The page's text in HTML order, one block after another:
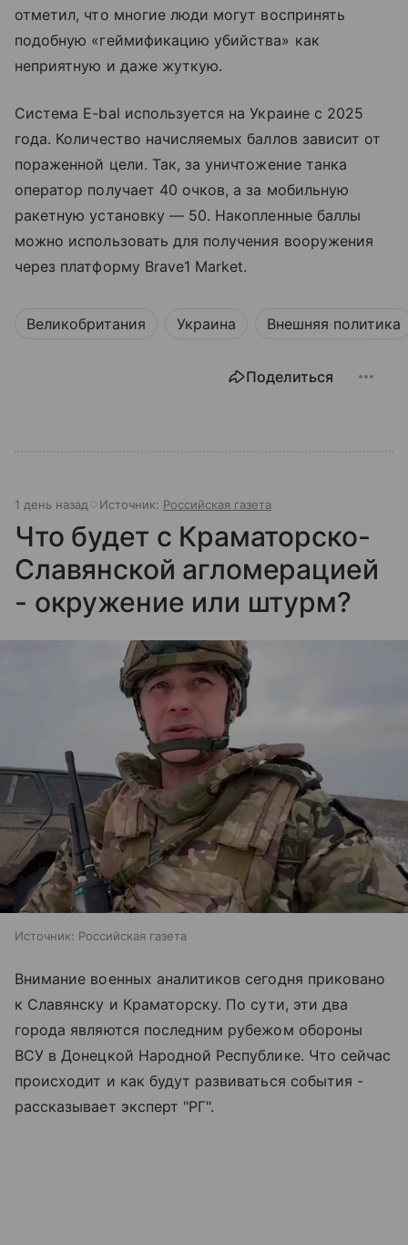
отметил, что многие люди могут воспринять
подобную «геймификацию убийства» как
неприятную и даже жуткую.
Система E-bal используется на Украине с 2025
года. Количество начисляемых баллов зависит от
пораженной цели. Так, за уничтожение танка
оператор получает 40 очков, а за мобильную
ракетную установку — 50. Накопленные баллы
можно использовать для получения вооружения
через платформу Brave1 Market.
Великобритания Украина Внешняя политика
Поделиться
1 день назад Источник: Российская газета
Что будет с Краматорско-
Славянской агломерацией
- окружение или штурм?
Источник: Российская газета
Внимание военных аналитиков сегодня приковано
к Славянску и Краматорску. По сути, эти два
города являются последним рубежом обороны
ВСУ в Донецкой Народной Республике. Что сейчас
происходит и как будут развиваться события -
рассказывает эксперт "РГ".